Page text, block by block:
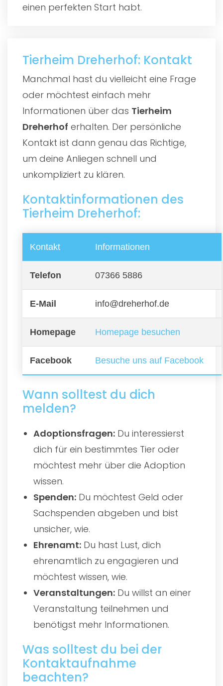
einen perfekten Start habt.
Tierheim Dreherhof: Kontakt
Manchmal hast du vielleicht eine Frage
oder möchtest einfach mehr
Informationen über das Tierheim
Dreherhof erhalten. Der persönliche
Kontakt ist dann genau das Richtige,
um deine Anliegen schnell und
unkompliziert zu klären.
Kontaktinformationen des
Tierheim Dreherhof:
Kontakt Informationen
Telefon 07366 5886
E-Mail info@dreherhof.de
Homepage Homepage besuchen
Facebook Besuche uns auf Facebook
Wann solltest du dich
melden?
Adoptionsfragen: Du interessierst
dich für ein bestimmtes Tier oder
möchtest mehr über die Adoption
wissen.
Spenden: Du möchtest Geld oder
Sachspenden abgeben und bist
unsicher, wie.
Ehrenamt: Du hast Lust, dich
ehrenamtlich zu engagieren und
möchtest wissen, wie.
Veranstaltungen: Du willst an einer
Veranstaltung teilnehmen und
benötigst mehr Informationen.
Was solltest du bei der
Kontaktaufnahme
beachten?